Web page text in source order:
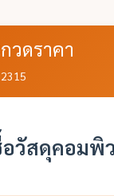
วดราคา
วัสดุคอมพิ